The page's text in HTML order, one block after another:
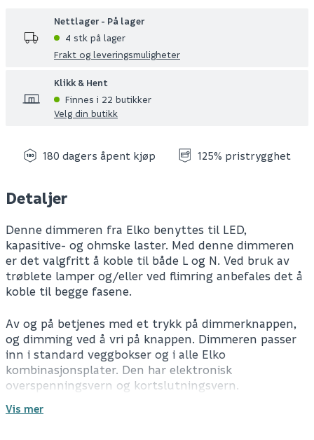
Nettlager - På lager
4 stk på lager
Frakt og leveringsmuligheter
Klikk & Hent
Finnes i 22 butikker
Velg din butikk
180 dagers åpent kjøp 125% pristrygghet
Detaljer
Denne dimmeren fra Elko benyttes til LED,
kapasitive- og ohmske laster. Med denne dimmeren
er det valgfritt å koble til både L og N. Ved bruk av
trøblete lamper og/eller ved flimring anbefales det å
koble til begge fasene.
Av og på betjenes med et trykk på dimmerknappen,
og dimming ved å vri på knappen. Dimmeren passer
inn i standard veggbokser og i alle Elko
kombinasjonsplater. Den har elektronisk
overspenningsvern og kortslutningsvern.
Spesifikasjoner
Vis mer